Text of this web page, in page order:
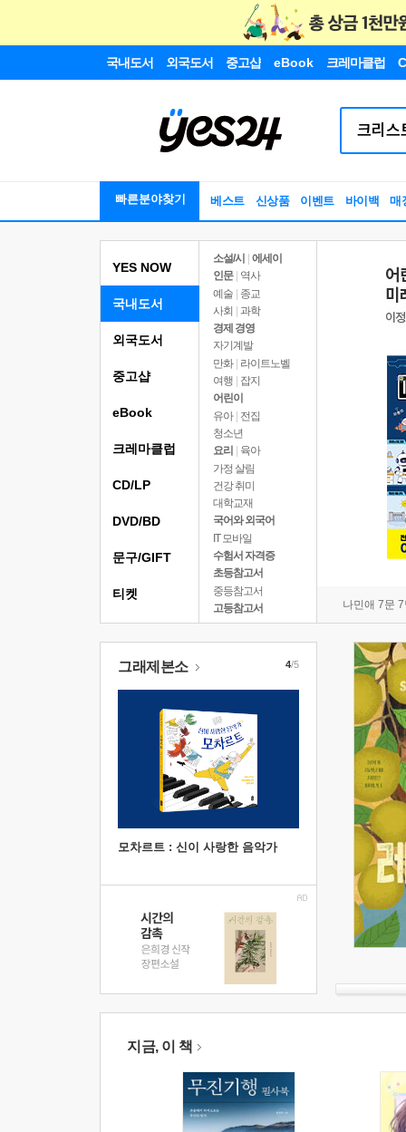
국내도서 외국도서 중고샵 eBook 크레마클럽
빠른분야찾기 베스트 신상품 이벤트 바이백 매
YES NOW
국내도서
소설/시
에세이
인문
역사
예술 | 종교
사회 | 과학
경제 경영
자기계발
만화 | 라이트노벨
여행
잡지
어린이
유아 | 전집
청소년
요리
육아
가정 살림
건강 취미
대학교재
국어와 외국어
IT 모바일
수험서 자격증
초등참고서
중등참고서
고등참고서
나민애 7문
외국도서
중고샵
eBook
크레마클럽
CD/LP
DVD/BD
문구/GIFT
티켓
그래제본소
모차르트 : 신이 사랑한 음악가
4/5
지금, 이 책